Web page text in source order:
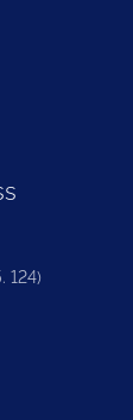
124)